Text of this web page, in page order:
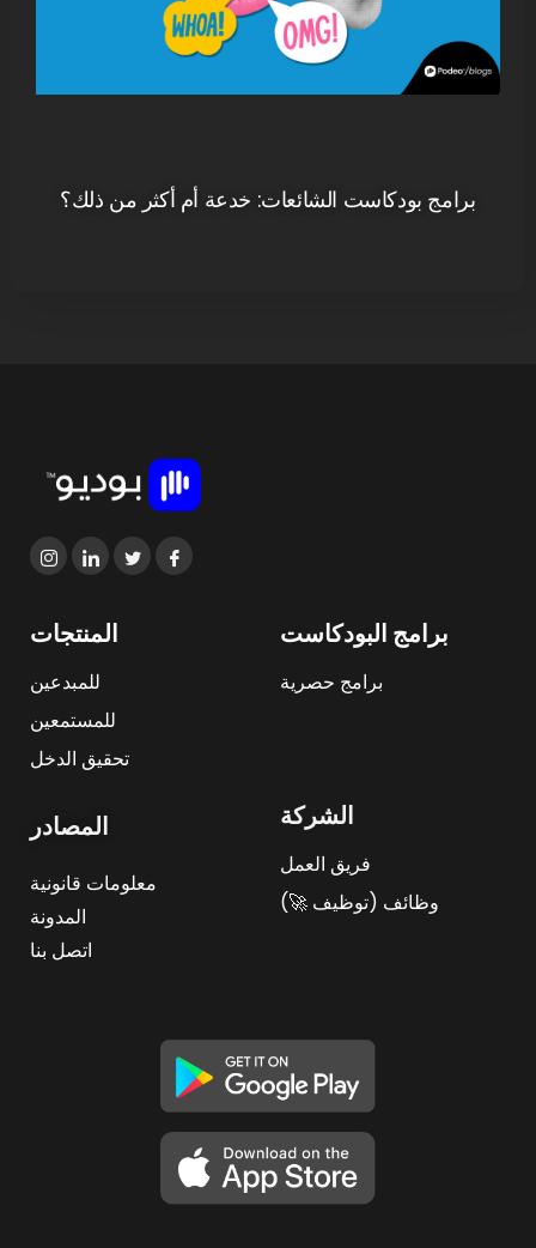
برامج بودكاست الشائعات: خدعة أم أكثر من ذلك؟
المنتجات
للمبدعين
للمستمعين
تحقيق الدخل
برامج البودكاست
برامج حصرية
المصادر
معلومات قانونية
المدونة
اتصل بنا
الشركة
فريق العمل
وظائف (توظيف 🚀)